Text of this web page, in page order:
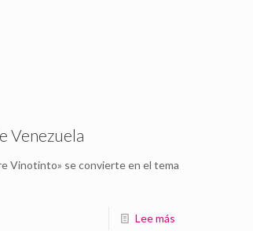
Venezuela
Vinotinto» se convierte en el tema
Lee más